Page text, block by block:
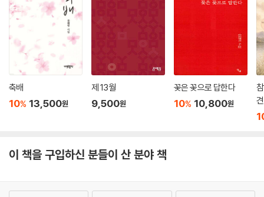
축배
10% 13,500원
제 13월
9,500원
꽃은 꽃으로 답한다
10% 10,800원
이 책을 구입하신 분들이 산 분야 책